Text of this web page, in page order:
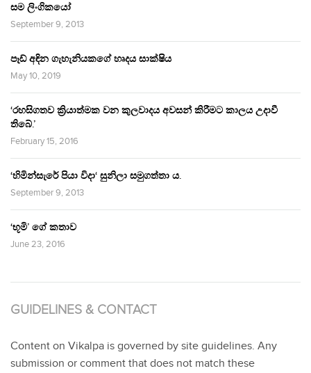
සම ලිංගිකයෝ
September 9, 2013
පෑඩ් අඳින ගැහැනියකගේ හෘදය සාක්ෂිය
May 10, 2019
‘රහසිගතව ක්‍රියාත්මක වන කුලවාදය අවසන් කිරීමට කාලය උදාවී
තිබේ.’
February 15, 2016
‘හිමින්සැරේ පියා විදා‘ සුනිලා සමුගත්තා ය.
September 9, 2013
‘භූමි’ ගේ කතාව
June 23, 2016
GUIDELINES & CONTACT
Content on Vikalpa is governed by site guidelines. Any
submission or comment that does not match these